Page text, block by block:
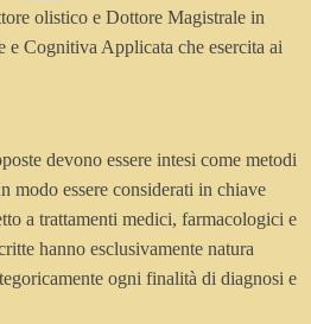
olistico e Dottore Magistrale in
e Cognitiva Applicata che esercita ai
devono essere intesi come metodi
modo essere considerati in chiave
a trattamenti medici, farmacologici e
hanno esclusivamente natura
ogni finalità di diagnosi e